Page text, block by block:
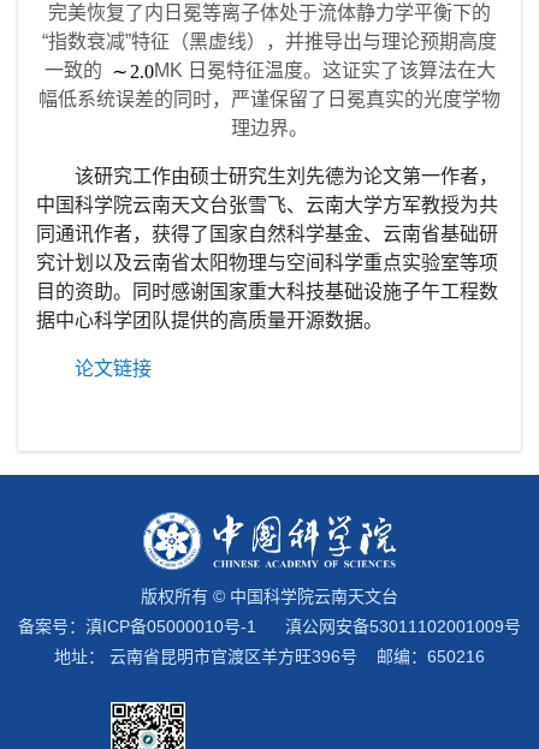
完美恢复了内日冕等离子体处于流体静力学平衡下的
“指数衰减”特征（黑虚线），并推导出与理论预期高度
一致的
MK 日冕特征温度。这证实了该算法在大
幅低系统误差的同时，严谨保留了日冕真实的光度学物
理边界。
该研究工作由硕士研究生刘先德为论文第一作者，
中国科学院云南天文台张雪飞、云南大学方军教授为共
同通讯作者，获得了国家自然科学基金、云南省基础研
究计划以及云南省太阳物理与空间科学重点实验室等项
目的资助。同时感谢国家重大科技基础设施子午工程数
据中心科学团队提供的高质量开源数据。
论文链接
版权所有 © 中国科学院云南天文台
备案号： 滇ICP备05000010号-1
滇公网安备53011102001009号
地址： 云南省昆明市官渡区羊方旺396号 邮编：650216